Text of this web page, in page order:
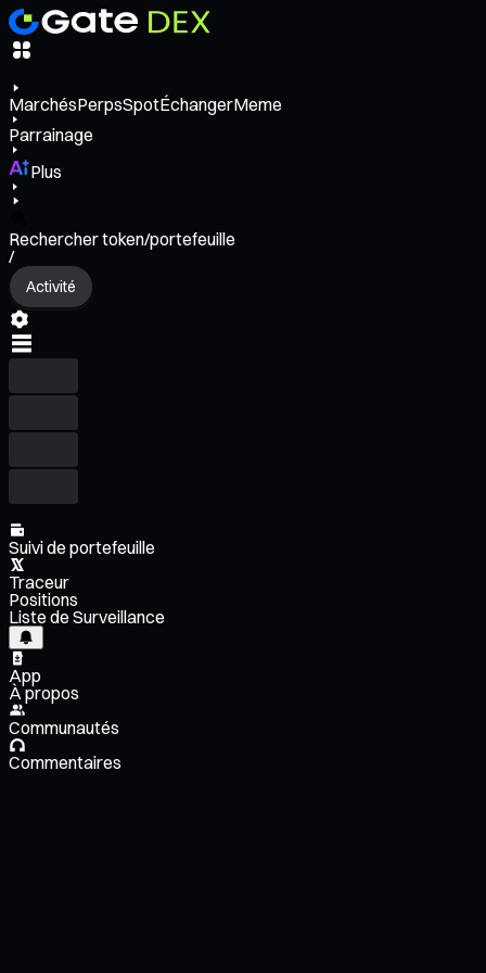
MarchésPerpsSpotÉchangerMeme
Parrainage
Plus
Rechercher token/portefeuille
/
Activité
Suivi de portefeuille
Traceur
Positions
Liste de Surveillance
App
À propos
Communautés
Commentaires